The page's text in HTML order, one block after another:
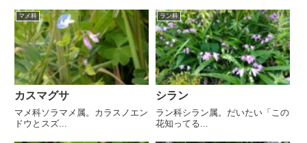
マメ科
カスマグサ
マメ科ソラマメ属。カラスノエン
ドウとスズ...
ラン科
シラン
ラン科シラン属。だいたい「この
花知ってる...